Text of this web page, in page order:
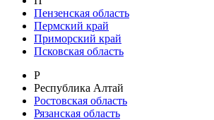
Пензенская область
Пермский край
Приморский край
Псковская область
Р
Республика Алтай
Ростовская область
Рязанская область